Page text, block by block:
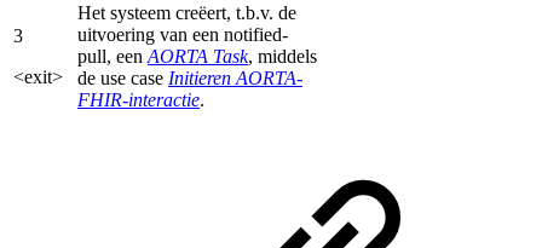
3
<exit>
Het systeem creëert, t.b.v. de
uitvoering van een notified-
pull, een AORTA Task, middels
de use case Initieren AORTA-
FHIR-interactie.